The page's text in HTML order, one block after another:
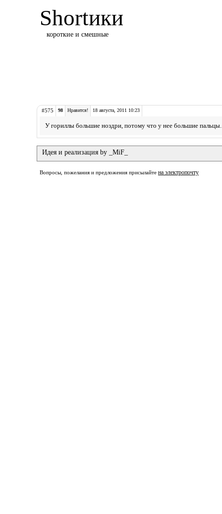
Shortики
короткие и смешные
#575 98 Нравится! 18 августа, 2011 10:23
У гориллы большие ноздри, потому что у нее большие пальцы.
Идея и реализация by _MiF_
Вопросы, пожелания и предложения присылайте на электропочту